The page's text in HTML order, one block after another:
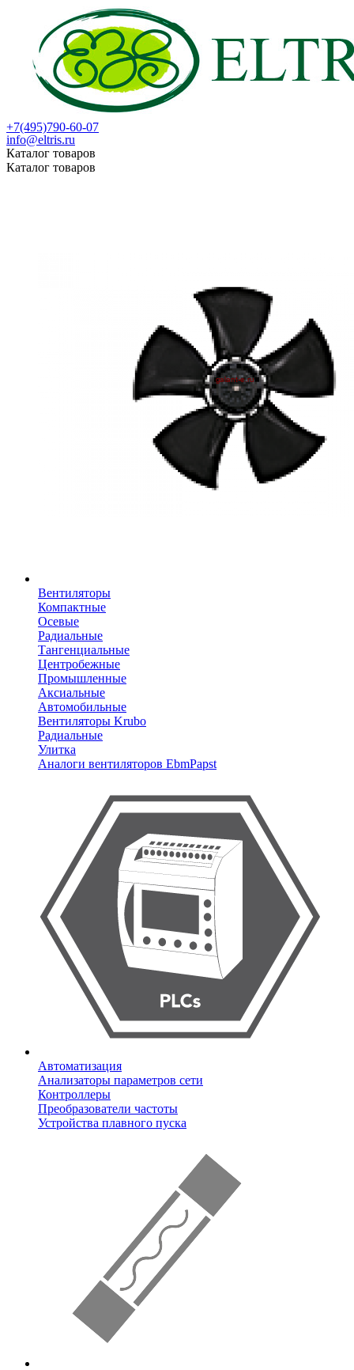
+7(495)790-60-07
info@eltris.ru
Каталог товаров
Каталог товаров
Вентиляторы
Компактные
Осевые
Радиальные
Тангенциальные
Центробежные
Промышленные
Аксиальные
Автомобильные
Вентиляторы Krubo
Радиальные
Улитка
Аналоги вентиляторов EbmPapst
Автоматизация
Анализаторы параметров сети
Контроллеры
Преобразователи частоты
Устройства плавного пуска